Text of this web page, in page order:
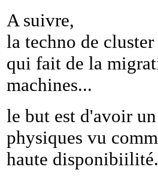
A suivre,
la techno de
qui fait de la
machines...
le but est d'avoir
physiques vu
haute disponibiilité.